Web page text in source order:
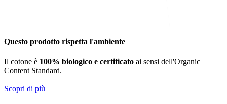
Questo prodotto rispetta l'ambiente
Il cotone è 100% biologico e certificato ai sensi dell'Organic
Content Standard.
Scopri di più